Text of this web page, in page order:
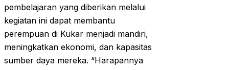
pembelajaran yang diberikan melalui
kegiatan ini dapat membantu
perempuan di Kukar menjadi mandiri,
meningkatkan ekonomi, dan kapasitas
sumber daya mereka. “Harapannya